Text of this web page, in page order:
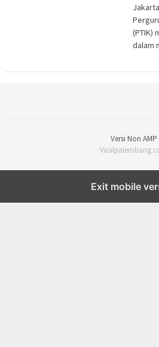
(PTIK)
dalam
Versi Non AMP
Exit mobile